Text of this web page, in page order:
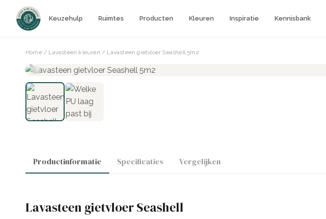
Keuzehulp Ruimtes Producten Kleuren Inspiratie Kennisbank
Home/ Lavasteen kleuren / Lavasteen gietvloer Seashell 5m2
Productinformatie Specificaties Vergelijken
Lavasteen gietvloer Seashell